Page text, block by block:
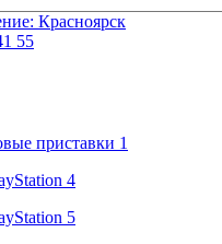
Красноярск
55
приставки 1
4
5